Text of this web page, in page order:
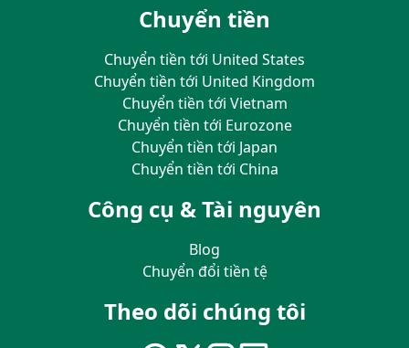
Chuyển tiền
Chuyển tiền tới United States
Chuyển tiền tới United Kingdom
Chuyển tiền tới Vietnam
Chuyển tiền tới Eurozone
Chuyển tiền tới Japan
Chuyển tiền tới China
Công cụ & Tài nguyên
Blog
Chuyển đổi tiền tệ
Theo dõi chúng tôi